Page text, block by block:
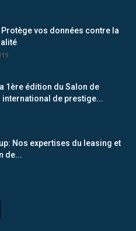
vos données contre la
1ère édition du Salon de
international de prestige...
Nos expertises du leasing et
de...